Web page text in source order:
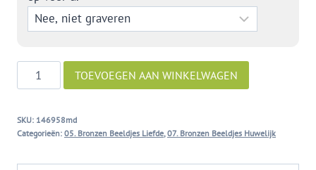
Genegenheid
aantal
TOEVOEGEN AAN WINKELWAGEN
SKU: 146958md
Categorieën: 05. Bronzen Beeldjes Liefde, 07. Bronzen Beeldjes Huwelijk